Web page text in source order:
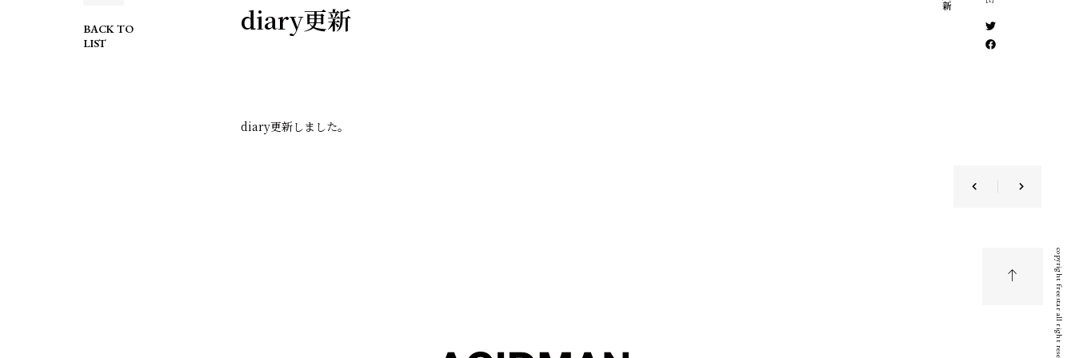
BACK TO
LIST
diary更新
diary更新しました。
copyright freestar all right reserved